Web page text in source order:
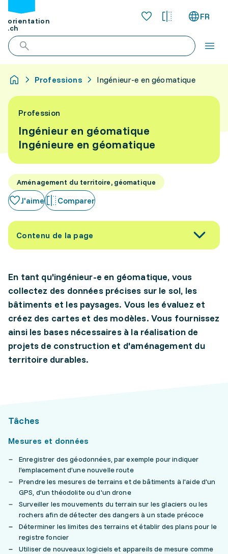
orientation
.ch
FR
Professions Ingénieur-e en géomatique
Profession
Ingénieur en géomatique
Ingénieure en géomatique
Aménagement du territoire, géomatique
J'aime Comparer
Contenu de la page
En tant qu'ingénieur-e en géomatique, vous
collectez des données précises sur le sol, les
bâtiments et les paysages. Vous les évaluez et
créez des cartes et des modèles. Vous fournissez
ainsi les bases nécessaires à la réalisation de
projets de construction et d'aménagement du
territoire durables.
Tâches
Mesures et données
Enregistrer des géodonnées, par exemple pour indiquer
l’emplacement d’une nouvelle route
Prendre les mesures de terrains et de bâtiments à l'aide d'un
GPS, d'un théodolite ou d'un drone
Surveiller les mouvements du terrain sur les glaciers ou les
rochers afin de détecter des dangers à un stade précoce
Déterminer les limites des terrains et établir des plans pour le
registre foncier
Utiliser de nouveaux logiciels et appareils de mesure comme